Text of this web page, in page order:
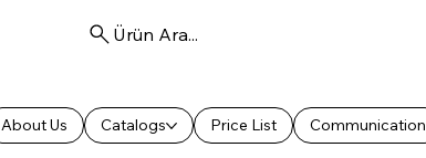
About Us Catalogs Price List Communication
Ürün Ara...